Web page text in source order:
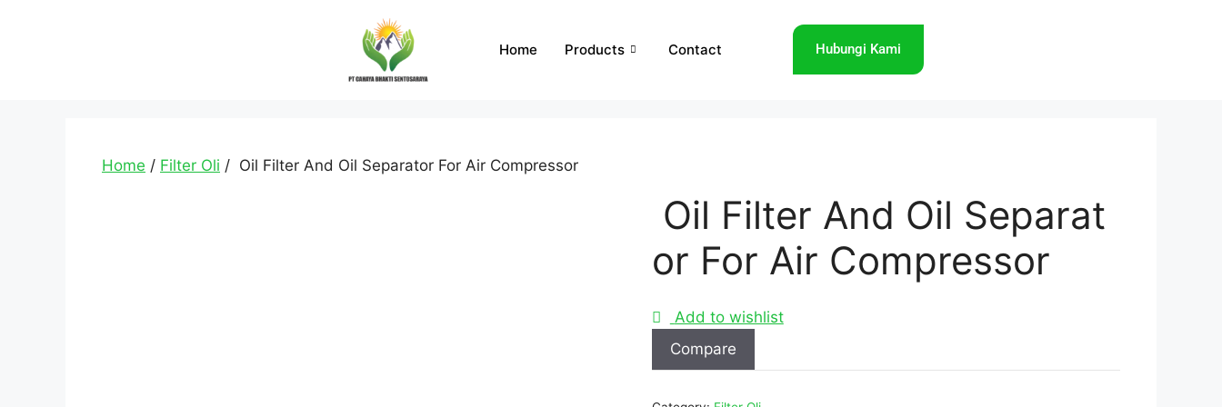
Home Products Contact Hubungi Kami
Home / Filter Oli / Oil Filter And Oil Separator For Air Compressor
Oil Filter And Oil Separat
or For Air Compressor
Add to wishlist
Compare